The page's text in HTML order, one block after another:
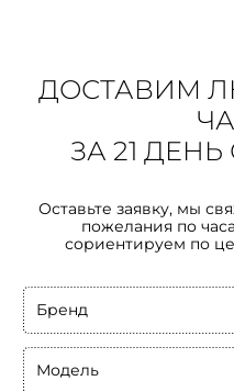
ДОСТАВИМ
ЗА 21
Оставьте заявку, мы
пожелания по
сориентируем по
Бренд
Модель